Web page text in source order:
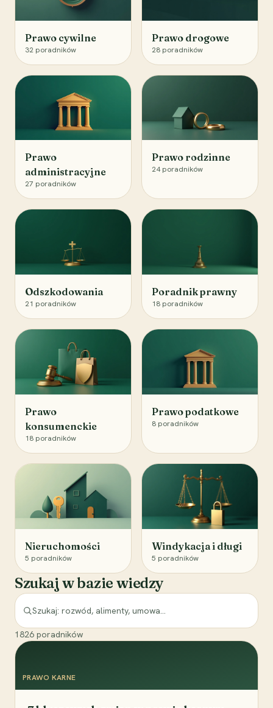
Prawo cywilne
32 poradników
Prawo drogowe
28 poradników
Prawo
administracyjne
27 poradników
Prawo rodzinne
24 poradników
Odszkodowania
21 poradników
Poradnik prawny
18 poradników
Prawo
konsumenckie
18 poradników
Prawo podatkowe
8 poradników
Nieruchomości
5 poradników
Windykacja i długi
5 poradników
Szukaj w bazie wiedzy
1826 poradników
PRAWO KARNE